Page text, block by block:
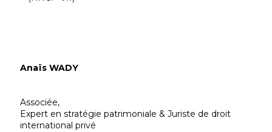
Anaïs WADY
Associée,
Expert en stratégie patrimoniale & Juriste de droit
international privé